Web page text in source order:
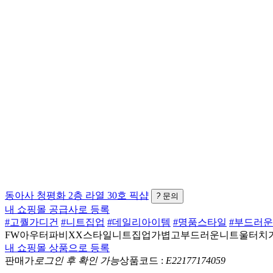
동아사 청평화 2층 라열 30호 픽샵 ? 문의
내 쇼핑몰 공급사로 등록
#고퀄가디건 #니트집업 #데일리아이템 #명품스타일 #부드러
FW아우터파비XX스타일니트집업가볍고부드러운니트울터치
내 쇼핑몰 상품으로 등록
판매가 로그인 후 확인 가능상품코드 : E22177174059